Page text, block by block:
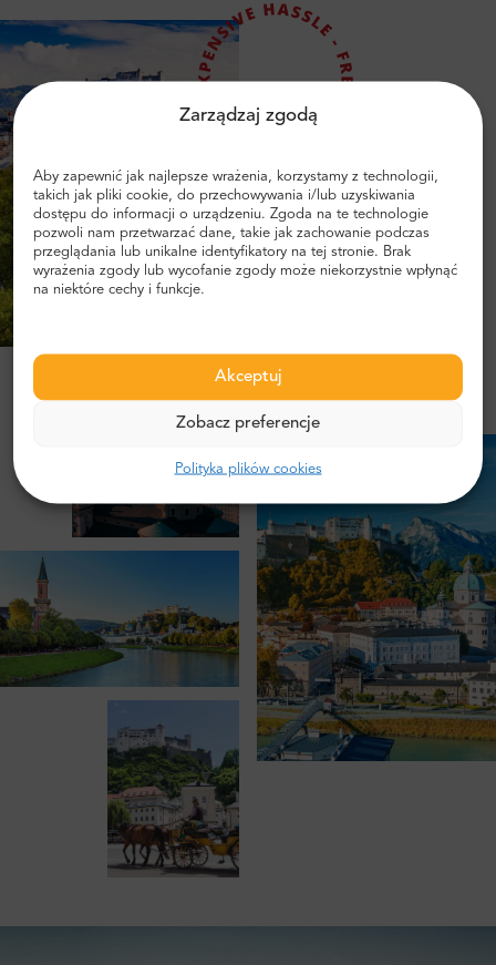
Zarządzaj zgodą
Aby zapewnić jak najlepsze wrażenia, korzystamy z technologii,
takich jak pliki cookie, do przechowywania i/lub uzyskiwania
dostępu do informacji o urządzeniu. Zgoda na te technologie
pozwoli nam przetwarzać dane, takie jak zachowanie podczas
przeglądania lub unikalne identyfikatory na tej stronie. Brak
wyrażenia zgody lub wycofanie zgody może niekorzystnie wpłynąć
na niektóre cechy i funkcje.
Akceptuj
Zobacz preferencje
Polityka plików cookies